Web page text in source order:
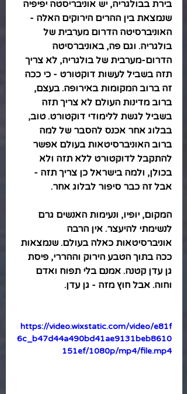
בירת בבולגריה, יש אוניבריסטה יפיפיה
שנמצאת בין ההרים הירוקים האלה -
האוניברסיטה הדרום מערבית של
בולגריה. וגם פה, באוניברסיטה
הדרום-מערבית של בולגריה, לא צריך
תזה בשביל לעשות דוקטורט - כי ככה
זה ברוב המקומות באירופה. בעצם,
ברוב מדינות העולם לא צריך תזה
בשביל לגשת ללימודי דוקטורט. טוב,
בבלוג אחר אכנס להסבר של למה
ברוב האוניברסיטאות בעולם אפשר
להתקבל לדוקטורט ללא תזה ולא
בכולן, ולמה בישראל כן צריך תזה -
אבל זה כבר סיפור לבלוג אחר.
המקום, יופיו, ונעימות האנשים גרם
לנשימתי להיעצר. אין הרבה
אוניברסיטאות כאלה בעולם. שנמצאות
ככה בתוך הטבע הירוק וההררי, פיסת
גן עדן קטנה. אמנם בלי תפוח ואדם
וחוה. אבל חוץ מזה - גן עדן.
https://video.wixstatic.com/video/e81f
6c_b47d44a490bd41ae9131beb8610
151ef/1080p/mp4/file.mp4